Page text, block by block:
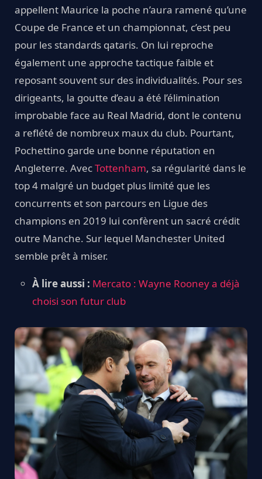
appellent Maurice la poche n’aura ramené qu’une
Coupe de France et un championnat, c’est peu
pour les standards qataris. On lui reproche
également une approche tactique faible et
reposant souvent sur des individualités. Pour ses
dirigeants, la goutte d’eau a été l’élimination
improbable face au Real Madrid, dont le contenu
a reflété de nombreux maux du club. Pourtant,
Pochettino garde une bonne réputation en
Angleterre. AvecTottenham, sa régularité dans le
top 4 malgré un budget plus limité que les
concurrents et son parcours en Ligue des
champions en 2019 lui confèrent un sacré crédit
outre Manche. Sur lequel Manchester United
semble prêt à miser.
À lire aussi : Mercato : Wayne Rooney a déjà
choisi son futur club